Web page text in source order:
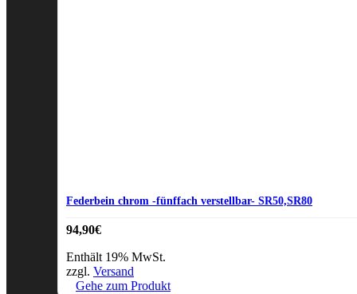
Federbein chrom -fünffach verstellbar- SR50,SR80
94,90€
Enthält 19% MwSt.
zzgl. Versand
Gehe zum Produkt